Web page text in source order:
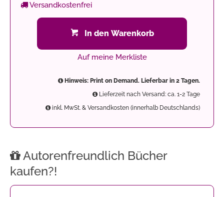
Versandkostenfrei
In den Warenkorb
Auf meine Merkliste
Hinweis: Print on Demand. Lieferbar in 2 Tagen.
Lieferzeit nach Versand: ca. 1-2 Tage
inkl. MwSt. & Versandkosten (innerhalb Deutschlands)
Autorenfreundlich Bücher
kaufen?!